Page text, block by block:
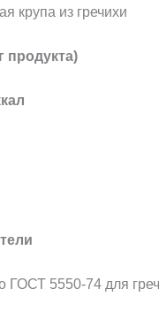
крупа из гречихи
продукта)
ГОСТ 5550-74 для